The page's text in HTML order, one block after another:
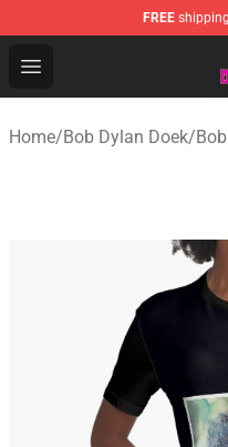
FREE
Open menu
Bob Dylan Store -
Home/Bob Dylan Doek/